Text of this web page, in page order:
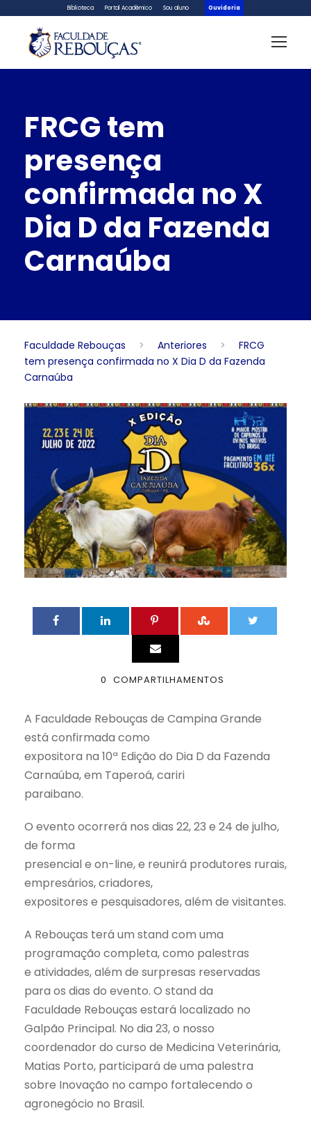
Biblioteca Portal Acadêmico Sou aluno Ouvidoria
FRCG tem
presença
confirmada no X
Dia D da Fazenda
Carnaúba
Faculdade Rebouças > Anteriores >
FRCG
tem presença confirmada no X Dia D da Fazenda
Carnaúba
0 COMPARTILHAMENTOS
A Faculdade Rebouças de Campina Grande
está confirmada como
expositora na 10ª Edição do Dia D da Fazenda
Carnaúba, em Taperoá, cariri
paraibano.
O evento ocorrerá nos dias 22, 23 e 24 de julho,
de forma
presencial e on-line, e reunirá produtores rurais,
empresários, criadores,
expositores e pesquisadores, além de visitantes.
A Rebouças terá um stand com uma
programação completa, como palestras
e atividades, além de surpresas reservadas
para os dias do evento. O stand da
Faculdade Rebouças estará localizado no
Galpão Principal. No dia 23, o nosso
coordenador do curso de Medicina Veterinária,
Matias Porto, participará de uma palestra
sobre Inovação no campo fortalecendo o
agronegócio no Brasil.